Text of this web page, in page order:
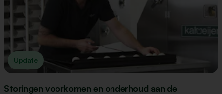
Update
Storingen voorkomen en onderhoud aan de